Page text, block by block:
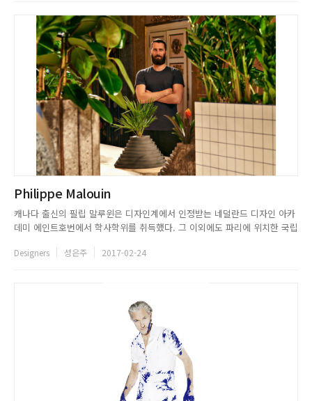
Philippe Malouin
캐나다 출신의 필립 말루윈은 디자인계에서 인정받는 네덜란드 디자인 아카
데미 에인트호번에서 학사학위를 취득했다. 그 이외에도 파리에 위치한 국립
며 디자인 일을 이어가던 필립 말루윈은 영국의 유명 디자이너 톰 딕슨과 함
Designers 성은주 2017-02-24